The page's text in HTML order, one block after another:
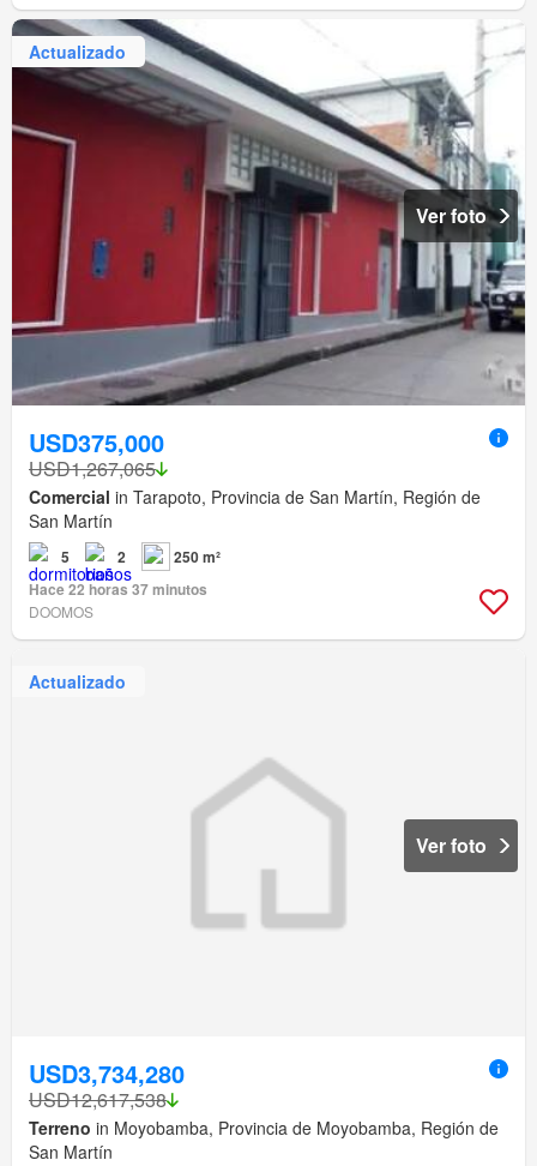
Actualizado
Ver foto
USD375,000
USD1,267,065
Comercial in Tarapoto, Provincia de San Martín, Región de
San Martín
5 2
250 m²
Hace 22 horas 37 minutos
DOOMOS
Actualizado
Ver foto
USD3,734,280
USD12,617,538
Terreno in Moyobamba, Provincia de Moyobamba, Región de
San Martín